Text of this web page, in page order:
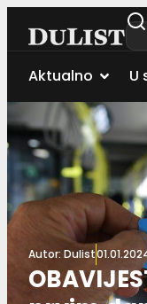
Aktualno U
Autor: Dulist